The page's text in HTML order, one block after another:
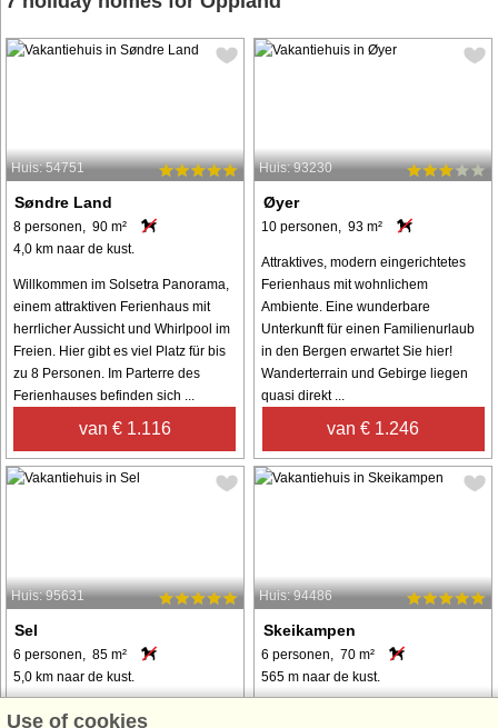
Huis: 54751
Søndre Land
8 personen, 90 m²
4,0 km naar de kust.
Willkommen im Solsetra Panorama,
einem attraktiven Ferienhaus mit
herrlicher Aussicht und Whirlpool im
Freien. Hier gibt es viel Platz für bis
zu 8 Personen. Im Parterre des
Ferienhauses befinden sich ...
van € 1.116
Huis: 93230
Øyer
10 personen, 93 m²
Attraktives, modern eingerichtetes
Ferienhaus mit wohnlichem
Ambiente. Eine wunderbare
Unterkunft für einen Familienurlaub
in den Bergen erwartet Sie hier!
Wanderterrain und Gebirge liegen
quasi direkt ...
van € 1.246
Huis: 95631
Sel
6 personen, 85 m²
5,0 km naar de kust.
Hell und wohnlich renoviertes
Huis: 94486
Skeikampen
6 personen, 70 m²
565 m naar de kust.
Use of cookies